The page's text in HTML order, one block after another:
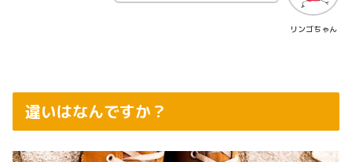
リンゴちゃん
違いはなんですか？